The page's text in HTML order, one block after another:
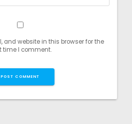
and website in this browser for the
time I comment.